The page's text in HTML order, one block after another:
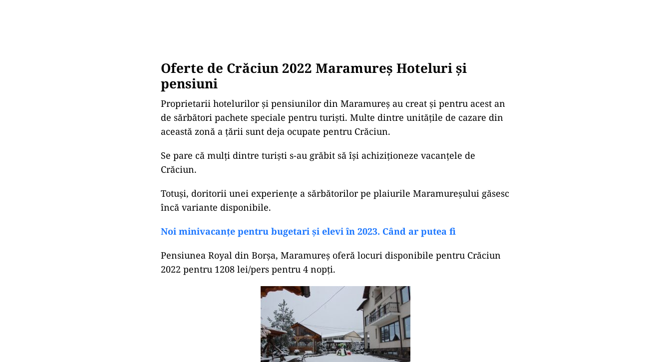
Oferte de Crăciun 2022 Maramureș Hoteluri și
pensiuni
Proprietarii hotelurilor și pensiunilor din Maramureș au creat și pentru acest an
de sărbători pachete speciale pentru turiști. Multe dintre unitățile de cazare din
această zonă a țării sunt deja ocupate pentru Crăciun.
Se pare că mulți dintre turiști s-au grăbit să își achiziționeze vacanțele de
Crăciun.
Totuși, doritorii unei experiențe a sărbătorilor pe plaiurile Maramureșului găsesc
încă variante disponibile.
Noi minivacanțe pentru bugetari și elevi în 2023. Când ar putea fi
Pensiunea Royal din Borșa, Maramureș oferă locuri disponibile pentru Crăciun
2022 pentru 1208 lei/pers pentru 4 nopți.